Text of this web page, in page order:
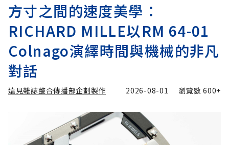
方寸之間的速度美學：
RICHARD MILLE以RM 64-01
Colnago演繹時間與機械的非凡
對話
遠見雜誌整合傳播部企劃製作 2026-08-01 瀏覽數600+